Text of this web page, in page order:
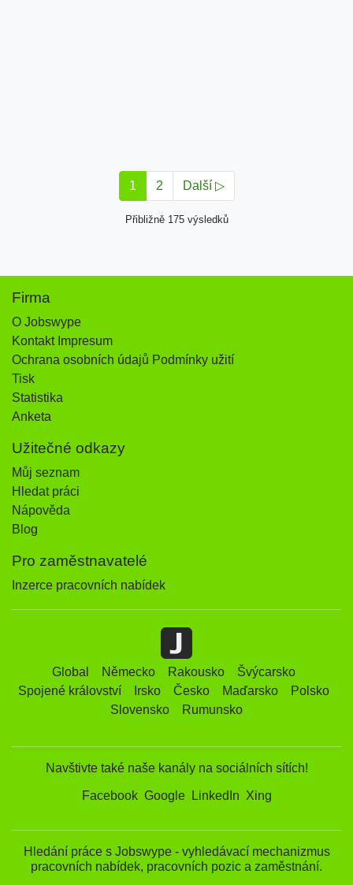
1 2 Další ▷
Přibližně 175 výsledků
Firma
O Jobswype
Kontakt Impresum
Ochrana osobních údajů Podmínky užití
Tisk
Statistika
Anketa
Užitečné odkazy
Můj seznam
Hledat práci
Nápověda
Blog
Pro zaměstnavatelé
Inzerce pracovních nabídek
Global Německo Rakousko
Švýcarsko
Spojené království
Irsko Česko Maďarsko
Polsko
Slovensko
Rumunsko
Navštivte také naše kanály na sociálních sítích!
Facebook Google LinkedIn Xing
Hledání práce s Jobswype - vyhledávací mechanizmus
pracovních nabídek, pracovních pozic a zaměstnání.